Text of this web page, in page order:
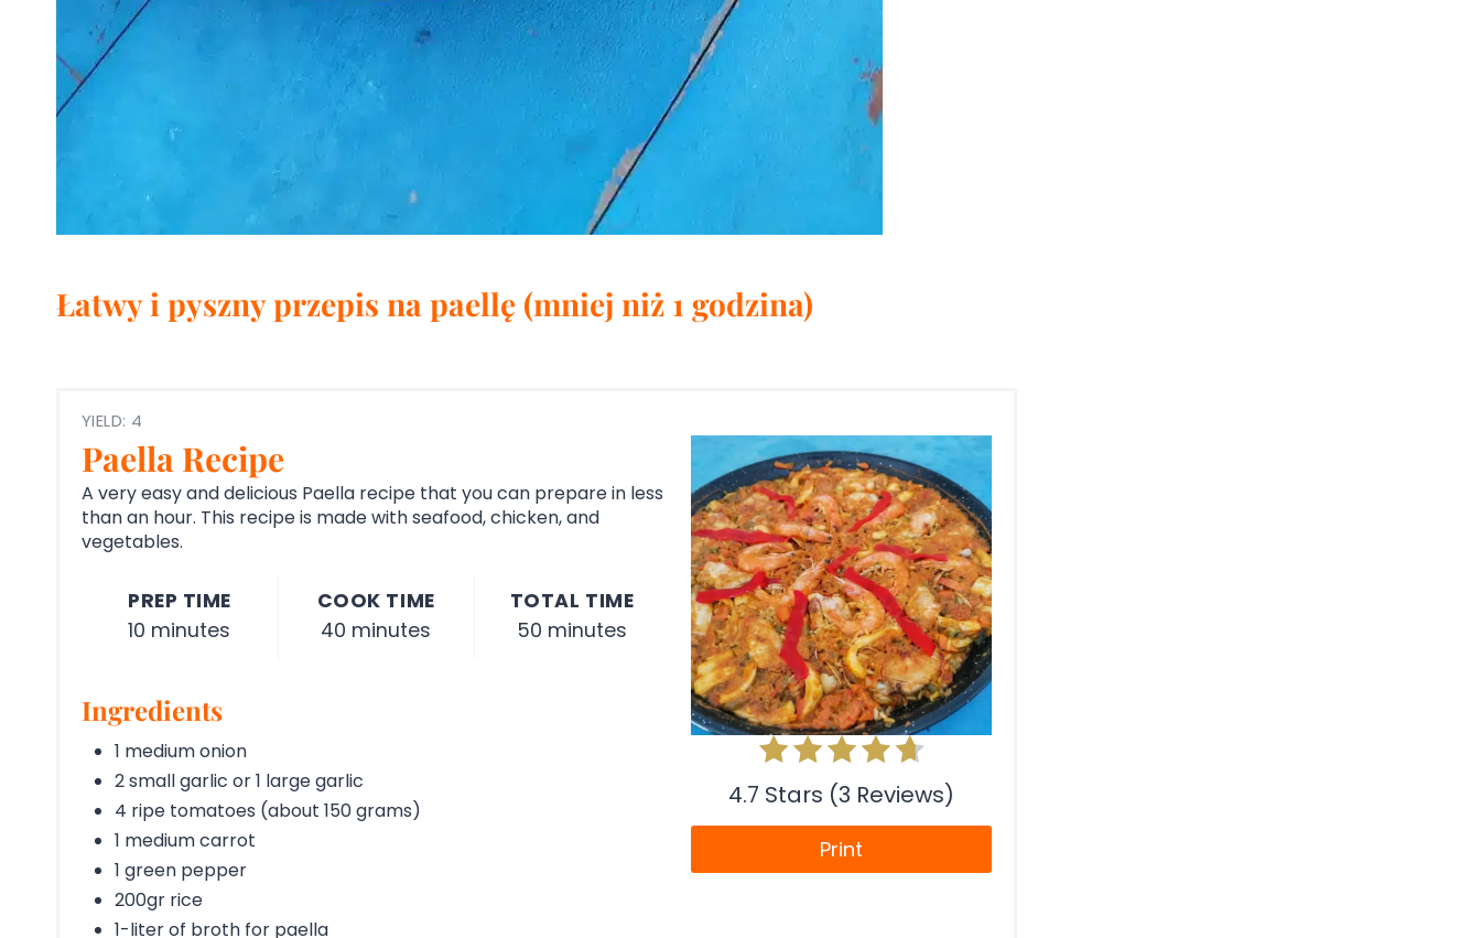
Łatwy i pyszny przepis na paellę (mniej niż 1 godzina)
YIELD: 4
Paella Recipe
4.7 Stars (3 Reviews)
Print
A very easy and delicious Paella recipe that you can prepare in less
than an hour. This recipe is made with seafood, chicken, and
vegetables.
PREP TIME
10 minutes
COOK TIME
40 minutes
TOTAL TIME
50 minutes
Ingredients
1 medium onion
2 small garlic or 1 large garlic
4 ripe tomatoes (about 150 grams)
1 medium carrot
1 green pepper
200gr rice
1-liter of broth for paella